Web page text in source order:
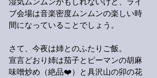
湿気ムンムンかもしれないけど、ライ
ブ会場は音楽密度ムンムンの楽しい時
間になっていることでしょう。
さて、今夜は姉とのふたりご飯。
宣言どおり姉は茄子とピーマンの胡麻
味噌炒め（絶品❤️）と具沢山の卯の花